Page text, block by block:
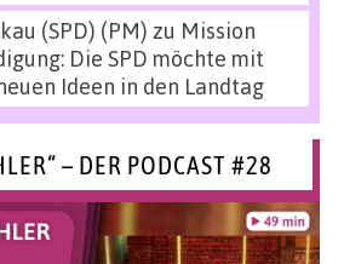
(SPD) (PM) zu Mission
Die SPD möchte mit
Ideen in den Landtag
– DER PODCAST #28